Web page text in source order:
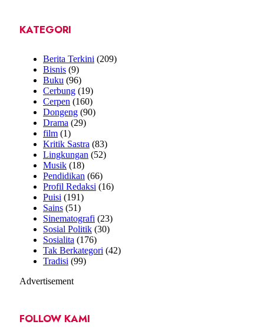
KATEGORI
Berita Terkini (209)
Bisnis (9)
Buku (96)
Cerbung (19)
Cerpen (160)
Dongeng (90)
Drama (29)
film (1)
Kritik Sastra (83)
Lingkungan (52)
Musik (18)
Pendidikan (66)
Profil Redaksi (16)
Puisi (191)
Sains (51)
Sinematografi (23)
Sosial Politik (30)
Sosialita (176)
Tak Berkategori (42)
Tradisi (99)
Advertisement
FOLLOW KAMI